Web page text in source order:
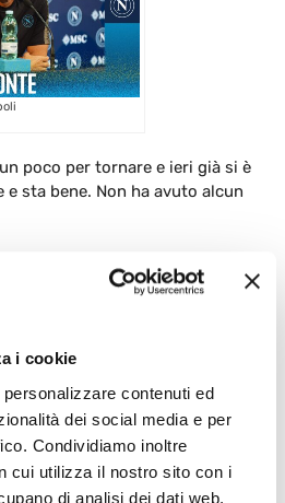
i cookie
contenuti ed
dei social media e per
Condividiamo inoltre
cui utilizza il nostro sito con i
di analisi dei dati web,
poco per tornare e ieri già si è
e sta bene. Non ha avuto alcun